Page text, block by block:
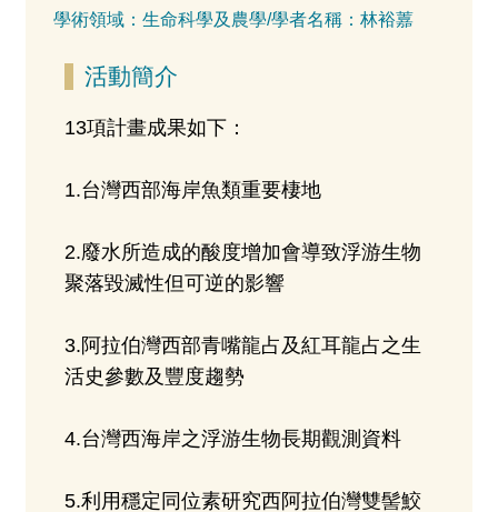
學術領域： 生命科學及農學/學者名稱： 林裕䕒
活動簡介
13項計畫成果如下：
1.台灣西部海岸魚類重要棲地
2.廢水所造成的酸度增加會導致浮游生物
聚落毀滅性但可逆的影響
3.阿拉伯灣西部青嘴龍占及紅耳龍占之生
活史參數及豐度趨勢
4.台灣西海岸之浮游生物長期觀測資料
5.利用穩定同位素研究西阿拉伯灣雙髻鮫